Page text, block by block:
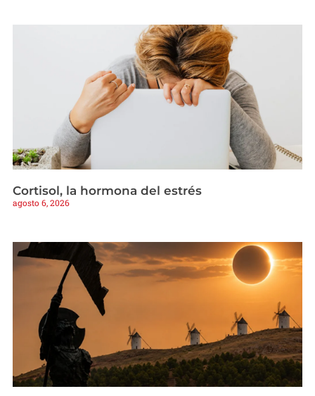
Cortisol, la hormona del estrés
agosto 6, 2026